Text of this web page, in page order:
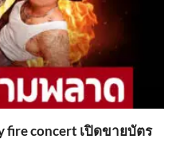
concert เปิดขายบัตร